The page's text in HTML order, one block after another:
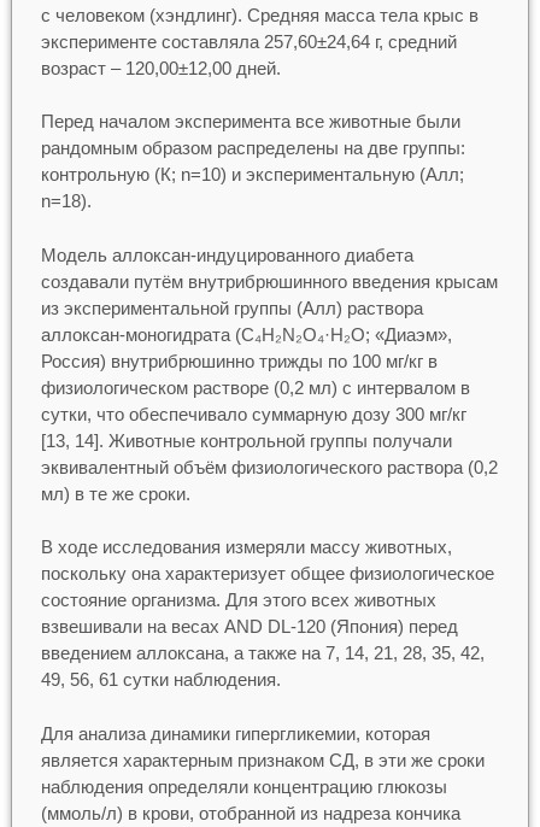
с человеком (хэндлинг). Средняя масса тела крыс в
эксперименте составляла 257,60±24,64 г, средний
возраст – 120,00±12,00 дней.
Перед началом эксперимента все животные были
рандомным образом распределены на две группы:
контрольную (К; n=10) и экспериментальную (Алл;
n=18).
Модель аллоксан-индуцированного диабета
создавали путём внутрибрюшинного введения крысам
из экспериментальной группы (Алл) раствора
аллоксан-моногидрата (C₄H₂N₂O₄·H₂O; «Диаэм»,
Россия) внутрибрюшинно трижды по 100 мг/кг в
физиологическом растворе (0,2 мл) с интервалом в
сутки, что обеспечивало суммарную дозу 300 мг/кг
[13, 14]. Животные контрольной группы получали
эквивалентный объём физиологического раствора (0,2
мл) в те же сроки.
В ходе исследования измеряли массу животных,
поскольку она характеризует общее физиологическое
состояние организма. Для этого всех животных
взвешивали на весах AND DL-120 (Япония) перед
введением аллоксана, а также на 7, 14, 21, 28, 35, 42,
49, 56, 61 сутки наблюдения.
Для анализа динамики гипергликемии, которая
является характерным признаком СД, в эти же сроки
наблюдения определяли концентрацию глюкозы
(ммоль/л) в крови, отобранной из надреза кончика